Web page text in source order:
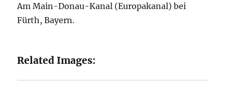
Am Main-Donau-Kanal (Europakanal) bei
Fürth, Bayern.
Related Images: